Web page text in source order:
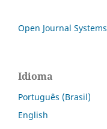
Open Journal Systems
Idioma
Português (Brasil)
English